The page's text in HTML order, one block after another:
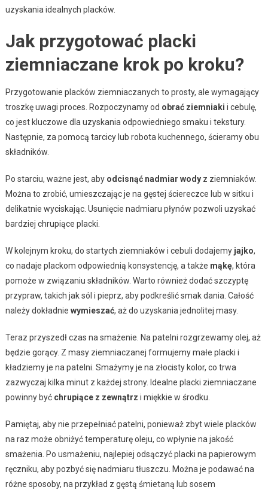
uzyskania idealnych placków.
Jak przygotować placki
ziemniaczane krok po kroku?
Przygotowanie placków ziemniaczanych to prosty, ale wymagający
troszkę uwagi proces. Rozpoczynamy od obrać ziemniaki i cebulę,
co jest kluczowe dla uzyskania odpowiedniego smaku i tekstury.
Następnie, za pomocą tarcicy lub robota kuchennego, ścieramy obu
składników.
Po starciu, ważne jest, aby odcisnąć nadmiar wodyz ziemniaków.
Można to zrobić, umieszczając je na gęstej ściereczce lub w sitku i
delikatnie wyciskając. Usunięcie nadmiaru płynów pozwoli uzyskać
bardziej chrupiące placki.
W kolejnym kroku, do startych ziemniaków i cebuli dodajemy jajko,
co nadaje plackom odpowiednią konsystencję, a także mąkę, która
pomoże w związaniu składników. Warto również dodać szczyptę
przypraw, takich jak sól i pieprz, aby podkreślić smak dania. Całość
należy dokładnie wymieszać, aż do uzyskania jednolitej masy.
Teraz przyszedł czas na smażenie. Na patelni rozgrzewamy olej, aż
będzie gorący. Z masy ziemniaczanej formujemy małe placki i
kładziemy je na patelni. Smażymy je na złocisty kolor, co trwa
zazwyczaj kilka minut z każdej strony. Idealne placki ziemniaczane
powinny być chrupiące z zewnątrz i miękkie w środku.
Pamiętaj, aby nie przepełniać patelni, ponieważ zbyt wiele placków
na raz może obniżyć temperaturę oleju, co wpłynie na jakość
smażenia. Po usmażeniu, najlepiej odsączyć placki na papierowym
ręczniku, aby pozbyć się nadmiaru tłuszczu. Można je podawać na
różne sposoby, na przykład z gęstą śmietaną lub sosem